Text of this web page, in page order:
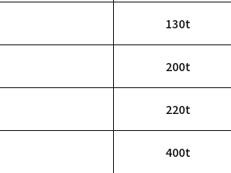
130t
200t
220t
400t